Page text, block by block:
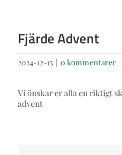
bild
Fjärde Advent
2024-12-15 | 0 kommentarer
Vi önskar er alla en riktigt
advent